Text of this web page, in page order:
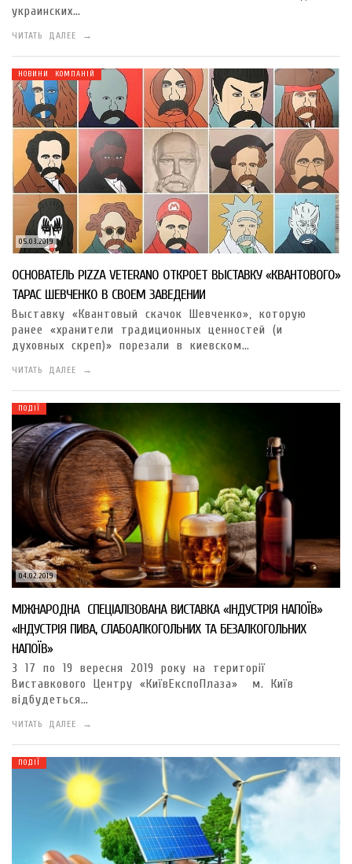
украинских…
ЧИТАТЬ ДАЛЕЕ →
05.03.2019
НОВИНИ КОМПАНІЙ
ОСНОВАТЕЛЬ PIZZA VETERANO ОТКРОЕТ ВЫСТАВКУ «КВАНТОВОГО»
ТАРАС ШЕВЧЕНКО В СВОЕМ ЗАВЕДЕНИИ
Выставку «Квантовый скачок Шевченко», которую
ранее «хранители традиционных ценностей (и
духовных скреп)» порезали в киевском…
ЧИТАТЬ ДАЛЕЕ →
04.02.2019
ПОДІЇ
МІЖНАРОДНА СПЕЦІАЛІЗОВАНА ВИСТАВКА «ІНДУСТРІЯ НАПОЇВ»
«ІНДУСТРІЯ ПИВА, СЛАБОАЛКОГОЛЬНИХ ТА БЕЗАЛКОГОЛЬНИХ
НАПОЇВ»
З 17 по 19 вересня 2019 року на території
Виставкового Центру «КиївЕкспоПлаза» м. Київ
відбудеться…
ЧИТАТЬ ДАЛЕЕ →
ПОДІЇ